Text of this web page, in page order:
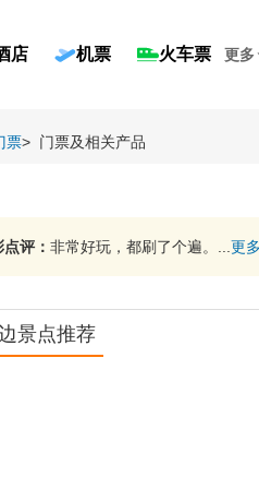
店 机票 火车票 更多
票> 门票及相关产品
评： 非常好玩，都刷了个遍。... 更
景点推荐